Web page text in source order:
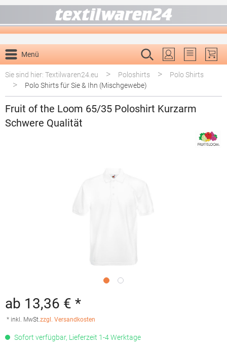
Menü
Du hast 0
Sie sind hier: Textilwaren24.eu
> Poloshirts > Polo Shirts
> Polo Shirts für Sie & Ihn (Mischgewebe)
Fruit of the Loom 65/35 Poloshirt Kurzarm
Schwere Qualität
ab 13,36 € *
* inkl. MwSt.zzgl. Versandkosten
Sofort verfügbar, Lieferzeit 1-4 Werktage